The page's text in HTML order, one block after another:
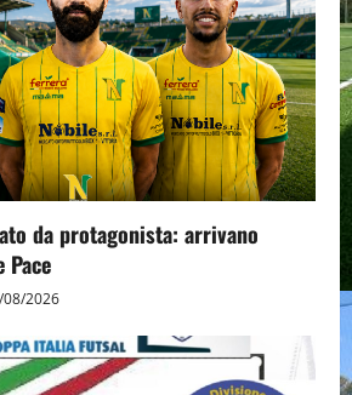
da protagonista: arrivano
Pace
2026